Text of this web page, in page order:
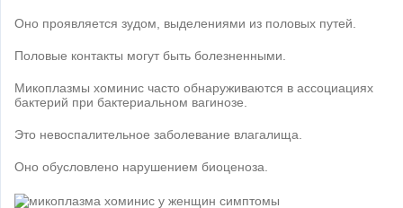
Оно проявляется зудом, выделениями из половых путей.
Половые контакты могут быть болезненными.
Микоплазмы хоминис часто обнаруживаются в ассоциациях
бактерий при бактериальном вагинозе.
Это невоспалительное заболевание влагалища.
Оно обусловлено нарушением биоценоза.